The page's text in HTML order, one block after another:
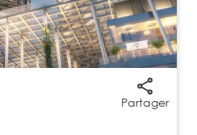
Partager